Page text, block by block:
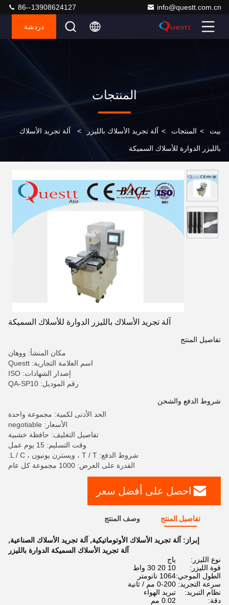
info@questt.com.cn
86--13908624127
دردشة
المنتجات
بيت > المنتجات > آلة تجريد الأسلاك بالليزر > آلة تجريد الأسلاك
بالليزر الدوارة للأسلاك السميكة
آلة تجريد الأسلاك بالليزر الدوارة للأسلاك السميكة
تفاصيل المنتج
مكان المنشأ: ووهان
اسم العلامة التجارية: Questt
إصدار الشهادات: ISO
رقم الموديل: QA-SP10
شروط الدفع والشحن
الحد الأدنى لكمية: مجموعة واحدة
الأسعار: negotiable
تفاصيل التغليف: حافظة خشبية
وقت التسليم: 15 يوم عمل
شروط الدفع: T / T ، ويسترن يونيون ، L / C.
القدرة على العرض: 1000 مجموعة كل عام
احصل على أفضل سعر
تفاصيل المنتج وصف المنتج
إبراز: آلة تجريد الأسلاك الأوتوماتيكية, آلة تجريد الأسلاك الصناعية,
آلة تجريد الأسلاك السميكة الدوارة بالليزر
نوع الليزر:
ياج
قوة الليزر:
10 20 30 واط
الطول الموجي:1064 نانومتر
سرعة التجريد: 0-200 مم / ثانية
نظام التبريد:
تبريد الهواء
دقة:
0.02 مم